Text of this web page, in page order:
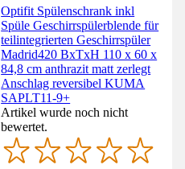
Optifit Spülenschrank inkl
Spüle Geschirrspülerblende für
teilintegrierten Geschirrspüler
Madrid420 BxTxH 110 x 60 x
84,8 cm anthrazit matt zerlegt
Anschlag reversibel KUMA
SAPLT11-9+
Artikel wurde noch nicht
bewertet.